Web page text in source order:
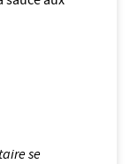
se